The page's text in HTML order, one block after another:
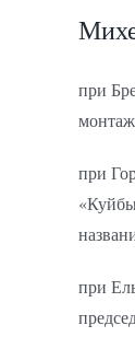
при
при
при